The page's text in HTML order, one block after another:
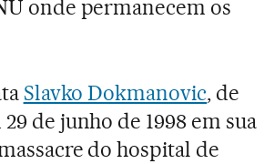
onde permanecem os
Slavko Dokmanovic, de
de junho de 1998 em sua
do hospital de